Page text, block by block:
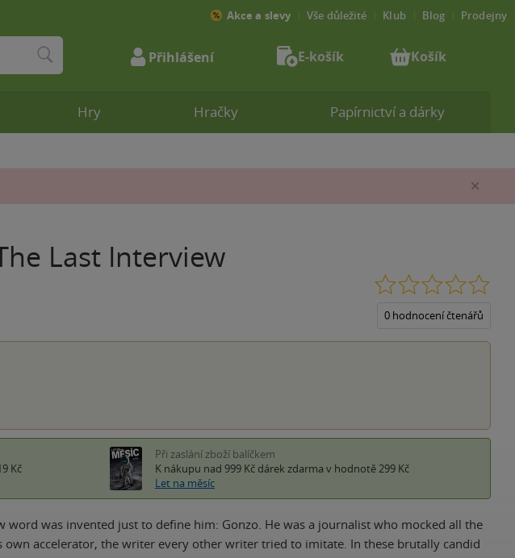
Last Interview
0 hodnocení čtenářů
Kč
Při zaslání zboží balíčkem
K nákupu nad 999 Kč dárek zdarma v hodnotě 299 Kč
Let na měsíc
word was invented just to define him: Gonzo. He was a journalist who mocked all the
accelerator, the writer every other writer tried to imitate. In these brutally candid
Hry Hračky Papírnictví a dárky
Akce a slevy Vše důležité Klub Blog Prodejny
Přihlášení E-košík Košík